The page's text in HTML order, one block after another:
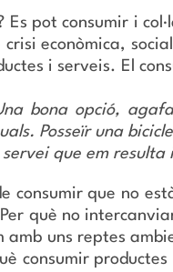
pot consumir i
econòmica,
i serveis. El
bona opció,
Posseïr una
que em resulta
consumir que no
què no
uns reptes
consumir